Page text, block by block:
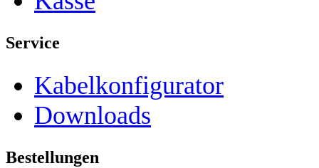
Service
Kabelkonfigurator
Downloads
Bestellungen